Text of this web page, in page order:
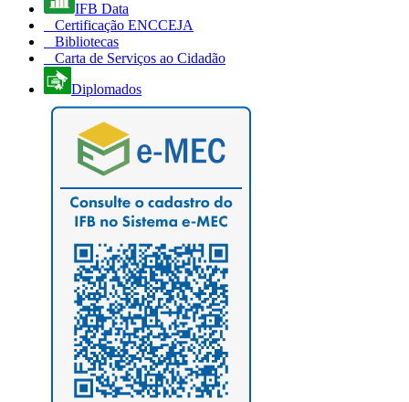
IFB Data
Certificação ENCCEJA
Bibliotecas
Carta de Serviços ao Cidadão
Diplomados